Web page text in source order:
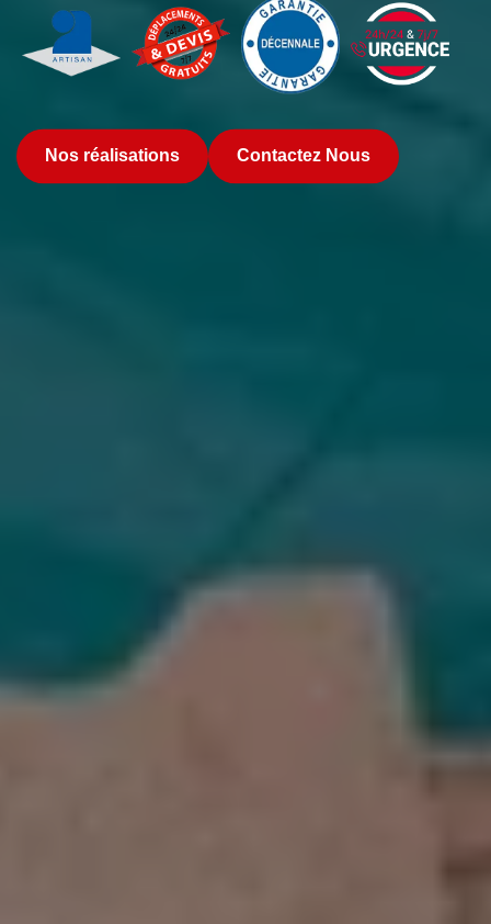
Nos réalisations Contactez Nous